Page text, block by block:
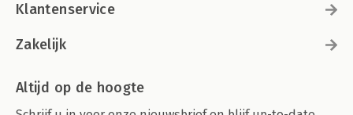
Klantenservice
Zakelijk
Altijd op de hoogte